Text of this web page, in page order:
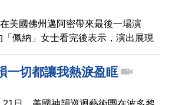
美國佛州邁阿密帶來最後一場演
佩納」女士看完後表示，演出展現
在改變世界。
一切都讓我熱淚盈眶